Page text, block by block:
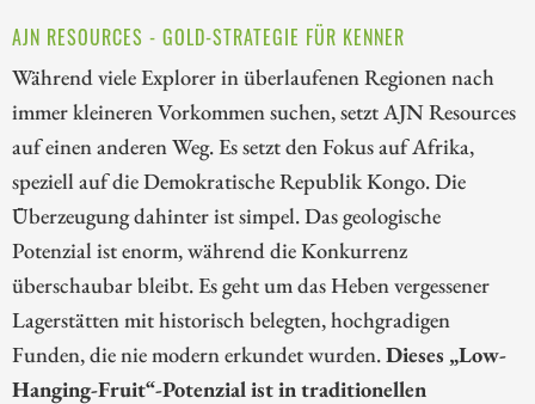
AJN RESOURCES - GOLD-STRATEGIE FÜR KENNER
Während viele Explorer in überlaufenen Regionen nach
immer kleineren Vorkommen suchen, setzt AJN Resources
auf einen anderen Weg. Es setzt den Fokus auf Afrika,
speziell auf die Demokratische Republik Kongo. Die
Überzeugung dahinter ist simpel. Das geologische
Potenzial ist enorm, während die Konkurrenz
überschaubar bleibt. Es geht um das Heben vergessener
Lagerstätten mit historisch belegten, hochgradigen
Funden, die nie modern erkundet wurden.Dieses „Low-
Hanging-Fruit“-Potenzial ist in traditionellen